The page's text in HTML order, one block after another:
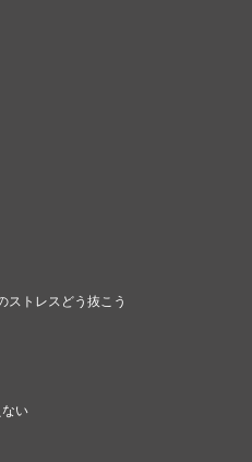
トレスどう抜こう
い